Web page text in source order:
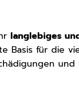
langlebiges
Basis für die